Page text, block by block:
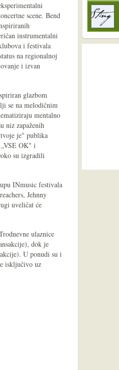
scene. Bend
instrumentalni
i festivala
na regionalnoj
i izvan
glazbom
se na melodičnim
mentalno
niz zapaženih
je" publika
OK" i
su izgradili
INmusic festivala
Jehnny
uveličat će
ulaznice
dok je
U ponudi su i
isključivo uz